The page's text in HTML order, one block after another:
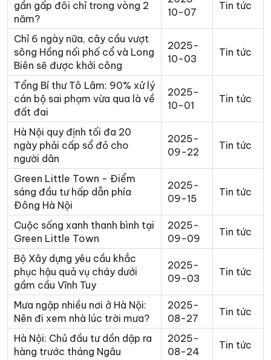
gần gấp đôi chỉ trong vòng 2
năm?
10-07
Tin tức
Chỉ 6 ngày nữa, cây cầu vượt
sông Hồng nối phố cổ và Long
Biên sẽ được khởi công
2025-
10-03
Tin tức
Tổng Bí thư Tô Lâm: 90% xử lý
cán bộ sai phạm vừa qua là về
đất đai
2025-
10-01
Tin tức
Hà Nội quy định tối đa 20
ngày phải cấp sổ đỏ cho
người dân
2025-
09-22
Tin tức
Green Little Town - Điểm
sáng đầu tư hấp dẫn phía
Đông Hà Nội
2025-
09-15
Tin tức
Cuộc sống xanh thanh bình tại
Green Little Town
2025-
09-09
Tin tức
Bộ Xây dựng yêu cầu khắc
phục hậu quả vụ cháy dưới
gầm cầu Vĩnh Tuy
2025-
09-03
Tin tức
Mưa ngập nhiều nơi ở Hà Nội:
Nên đi xem nhà lúc trời mưa?
2025-
08-27
Tin tức
Hà Nội: Chủ đầu tư dồn dập ra
hàng trước tháng Ngâu
2025-
08-24
Tin tức